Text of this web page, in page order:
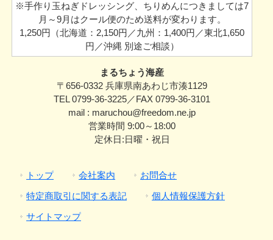
※手作り玉ねぎドレッシング、ちりめんにつきましては7
月～9月はクール便のため送料が変わります。
1,250円（北海道：2,150円／九州：1,400円／東北1,650
円／沖縄 別途ご相談）
まるちょう海産
〒656-0332 兵庫県南あわじ市湊1129
TEL 0799-36-3225／FAX 0799-36-3101
mail : maruchou@freedom.ne.jp
営業時間 9:00～18:00
定休日:日曜・祝日
トップ 会社案内
お問合せ
特定商取引に関する表記
個人情報保護方針
サイトマップ